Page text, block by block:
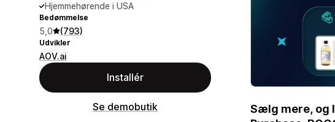
Hjemmehørende i USA
Bedømmelse
5,0 (793)
Udvikler
AOV.ai
Installér
Se demobutik
Sælg mere, og